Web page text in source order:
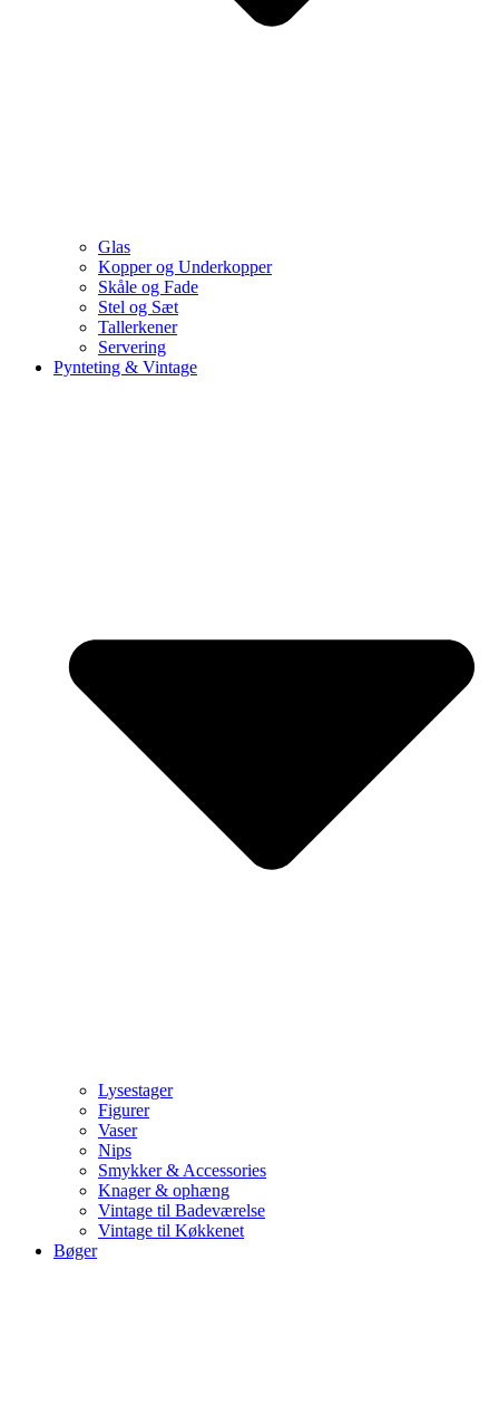
Glas
Kopper og Underkopper
Skåle og Fade
Stel og Sæt
Tallerkener
Servering
Pynteting & Vintage
Lysestager
Figurer
Vaser
Nips
Smykker & Accessories
Knager & ophæng
Vintage til Badeværelse
Vintage til Køkkenet
Bøger